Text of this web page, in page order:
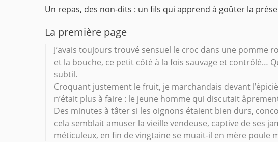
Un repas, des non-dits : un fils qui apprend à goûter la
La première page
J’avais toujours trouvé sensuel le croc dans une pomme
et la bouche, ce petit côté à la fois sauvage et contrôlé…
subtil.
Croquant justement le fruit, je marchandais devant
n’était plus à faire : le jeune homme qui discutait
Des minutes à tâter si les oignons étaient bien durs,
cela semblait amuser la vieille vendeuse, captive de ses
méticuleux, en fin de vingtaine se muait-il en mère poule